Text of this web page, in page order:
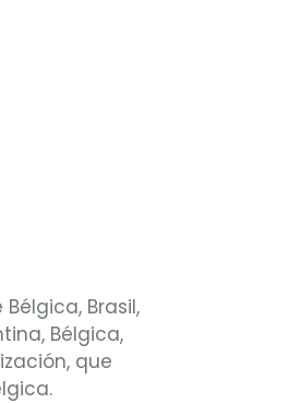
Brasil,
Bélgica,
que